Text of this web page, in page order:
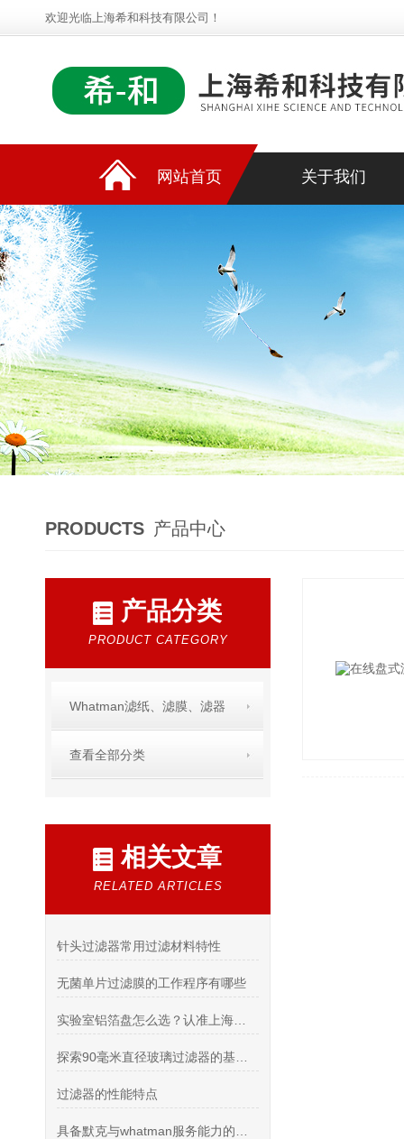
欢迎光临上海希和科技有限公司！
网站首页 关于我们
PRODUCTS 产品中心
产品分类
PRODUCT CATEGORY
Whatman滤纸、滤膜、滤器
查看全部分类
相关文章
RELATED ARTICLES
针头过滤器常用过滤材料特性
无菌单片过滤膜的工作程序有哪些
过滤器的性能特点